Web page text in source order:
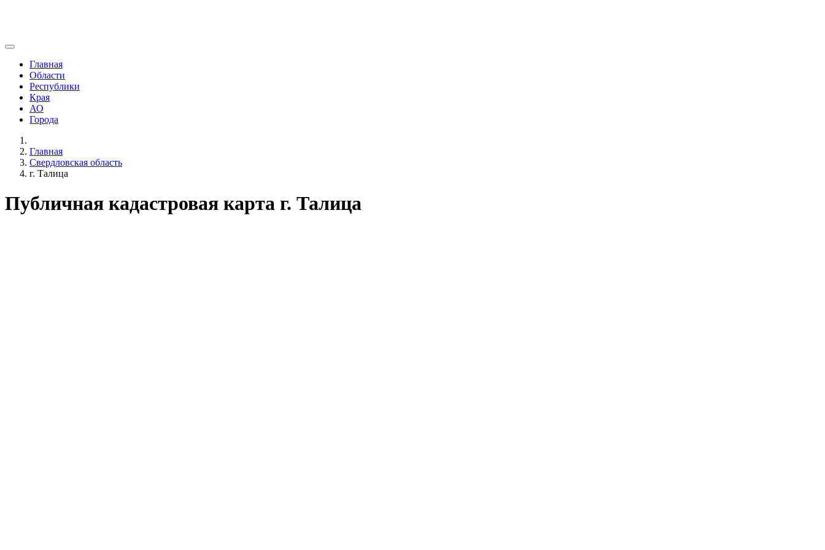
Главная
Области
Республики
Края
АО
Города
Главная
Свердловская область
г. Талица
Публичная кадастровая карта г. Талица